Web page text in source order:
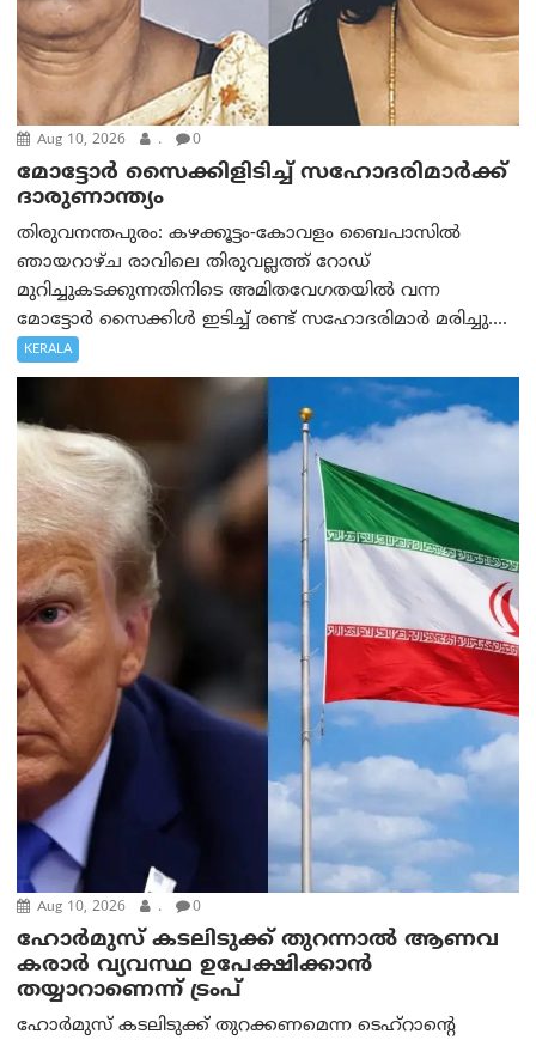
Aug 10, 2026 . 0
മോട്ടോര്‍ സൈക്കിളിടിച്ച് സഹോദരിമാര്‍ക്ക്
ദാരുണാന്ത്യം
തിരുവനന്തപുരം: കഴക്കൂട്ടം-കോവളം ബൈപാസിൽ
ഞായറാഴ്ച രാവിലെ തിരുവല്ലത്ത് റോഡ്
മുറിച്ചുകടക്കുന്നതിനിടെ അമിതവേഗതയിൽ വന്ന
മോട്ടോർ സൈക്കിൾ ഇടിച്ച് രണ്ട് സഹോദരിമാർ മരിച്ചു....
KERALA
Aug 10, 2026 . 0
ഹോർമുസ് കടലിടുക്ക് തുറന്നാൽ ആണവ
കരാർ വ്യവസ്ഥ ഉപേക്ഷിക്കാൻ
തയ്യാറാണെന്ന് ട്രം‌പ്
ഹോർമുസ് കടലിടുക്ക് തുറക്കണമെന്ന ടെഹ്‌റാന്റെ